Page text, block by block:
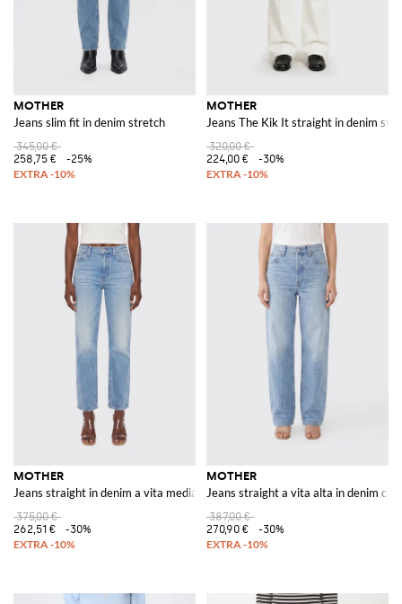
MOTHER
Jeans slim fit in denim stretch
345,00 €
258,75 €
-25%
MOTHER
Jeans The Kik It straight in denim
320,00 €
224,00 €
-30%
MOTHER
Jeans straight in denim a vita media con design a cinque tasche
375,00 €
262,51 €
-30%
MOTHER
Jeans straight a vita alta in denim
387,00 €
270,90 €
-30%